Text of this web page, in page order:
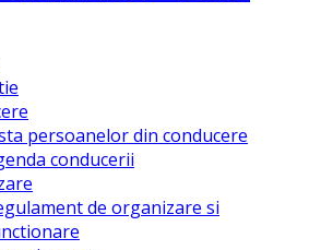
persoanelor din conducere
conducerii
de organizare si